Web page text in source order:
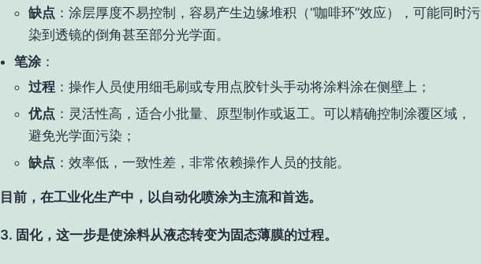
缺点 ：涂层厚度不易控制，容易产生边缘堆积（“咖啡环”效应），可能同时污
染到透镜的倒角甚至部分光学面。
笔涂：
过程 ：操作人员使用细毛刷或专用点胶针头手动将涂料涂在侧壁上；
优点 ：灵活性高，适合小批量、原型制作或返工。可以精确控制涂覆区域，
避免光学面污染；
缺点 ：效率低，一致性差，非常依赖操作人员的技能。
目前，在工业化生产中，以自动化喷涂为主流和首选。
3. 固化，这一步是使涂料从液态转变为固态薄膜的过程。